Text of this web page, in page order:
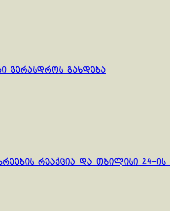
ვერასდროს გახდება
რეაქცია და თბილისი 24-